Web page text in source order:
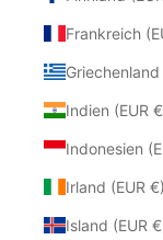
Frankreich
Griechenland
Indien (EUR
Indonesien
Irland (EUR €)
Island (EUR